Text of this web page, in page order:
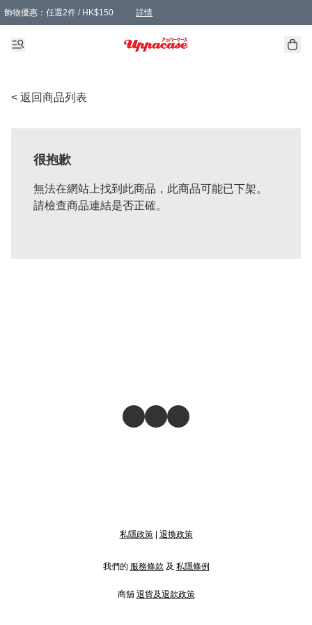
飾物優惠：任選2件 / HK$150 詳情
髮飾優惠：任選2件 / HK$100 詳情
精選襪子優惠：任選3對 / HK$115 詳情
滿額免運：本地訂單滿港幣350元可享免運費優惠
< 返回商品列表
很抱歉
無法在網站上找到此商品，此商品可能已下架。
請檢查商品連結是否正確。
私隱政策| 退換政策
我們的 服務條款 及 私隱條例
商舖 退貨及退款政策